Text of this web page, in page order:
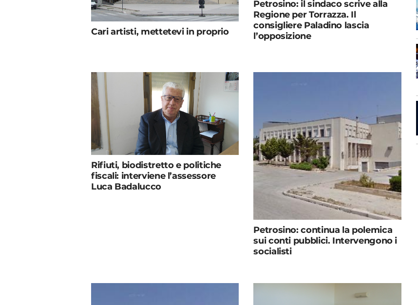
Cari artisti, mettetevi in proprio
Petrosino: il sindaco scrive alla
Regione per Torrazza. Il
consigliere Paladino lascia
l’opposizione
Rifiuti, biodistretto e politiche
fiscali: interviene l’assessore
Luca Badalucco
Petrosino: continua la polemica
sui conti pubblici. Intervengono i
socialisti